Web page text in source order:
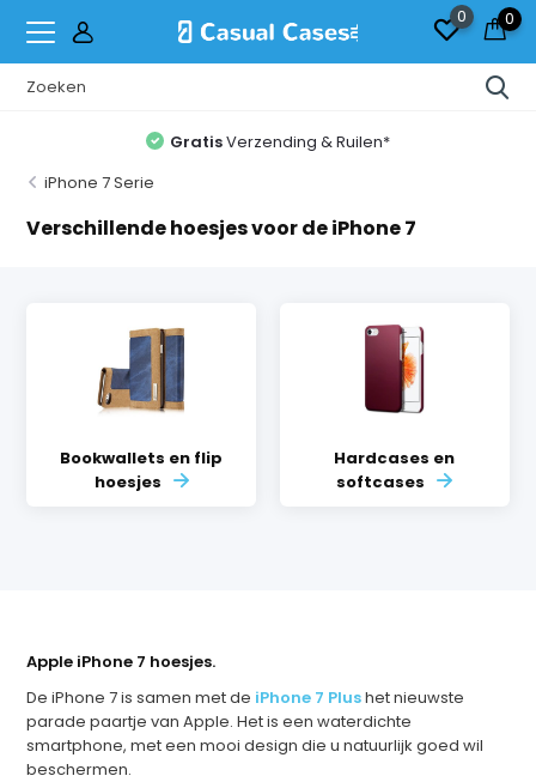
0 0
GratisVerzending & Ruilen*
iPhone 7 Serie
Verschillende hoesjes voor de iPhone 7
Bookwallets en flip
hoesjes
Hardcases en
softcases
Apple iPhone 7 hoesjes.
De iPhone 7 is samen met de iPhone 7 Plushet nieuwste
parade paartje van Apple. Het is een waterdichte
smartphone, met een mooi design die u natuurlijk goed wil
beschermen.